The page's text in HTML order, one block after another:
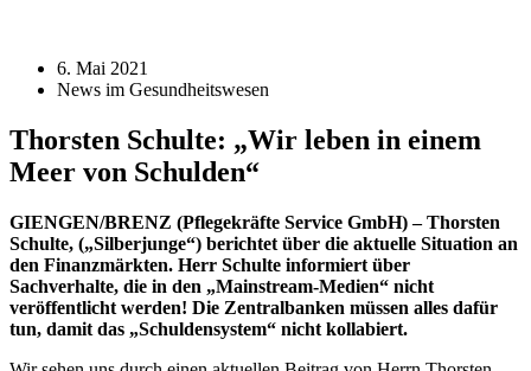
6. Mai 2021
News im Gesundheitswesen
Thorsten Schulte: „Wir leben in einem
Meer von Schulden“
GIENGEN/BRENZ (Pflegekräfte Service GmbH) – Thorsten
Schulte, („Silberjunge“) berichtet über die aktuelle Situation an
den Finanzmärkten. Herr Schulte informiert über
Sachverhalte, die in den „Mainstream-Medien“ nicht
veröffentlicht werden! Die Zentralbanken müssen alles dafür
tun, damit das „Schuldensystem“ nicht kollabiert.